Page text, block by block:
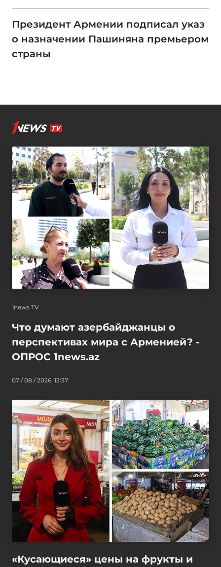
Президент Армении подписал указ
о назначении Пашиняна премьером
страны
1news TV
Что думают азербайджанцы о
перспективах мира с Арменией? -
ОПРОС 1news.az
07 / 08 / 2026, 13:37
«Кусающиеся» цены на фрукты и